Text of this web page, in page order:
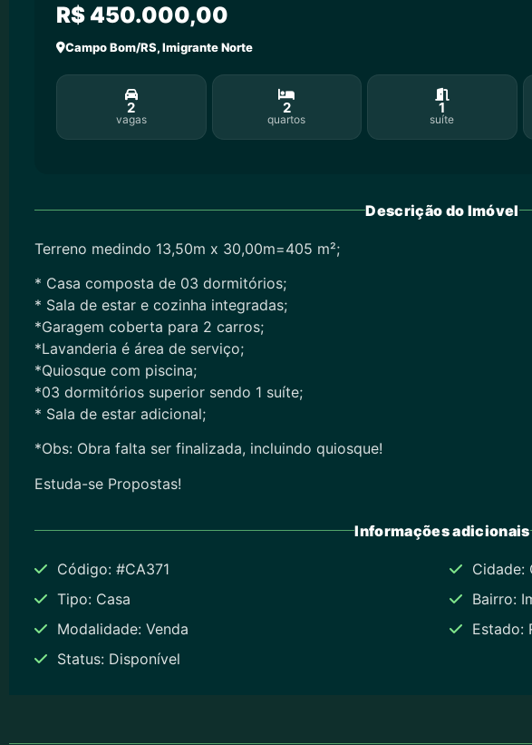
R$ 450.000,00
Campo Bom/RS, Imigrante Norte
2
vagas
2
quartos
1
suíte
Descrição do Imóvel
Terreno medindo 13,50m x 30,00m=405 m²;
* Casa composta de 03 dormitórios;
* Sala de estar e cozinha integradas;
*Garagem coberta para 2 carros;
*Lavanderia é área de serviço;
*Quiosque com piscina;
*03 dormitórios superior sendo 1 suíte;
* Sala de estar adicional;
*Obs: Obra falta ser finalizada, incluindo quiosque!
Estuda-se Propostas!
Informações adicionais
Código: #CA371
Tipo: Casa
Modalidade: Venda
Status: Disponível
Cidade:
Bairro:
Estado: